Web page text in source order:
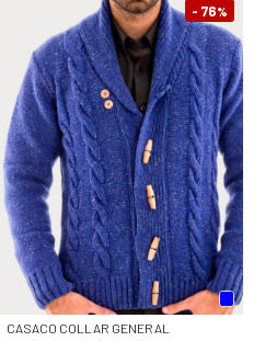
- 76%
CASACO COLLAR GENERAL